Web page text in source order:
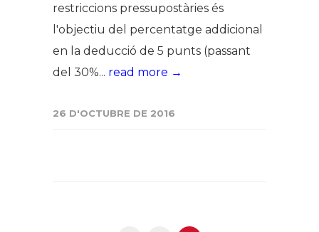
restriccions pressupostàries és
l'objectiu del percentatge addicional
en la deducció de 5 punts (passant
del 30%... read more →
26 D'OCTUBRE DE 2016